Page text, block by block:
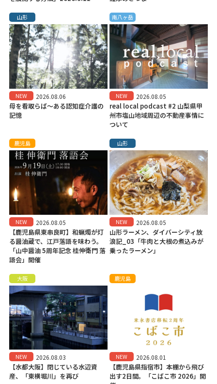
山形
NEW 2026.08.06
母を看取らば～ある認知症介護の
記憶
南八ヶ岳
NEW 2026.08.05
real local podcast #2 山梨県甲
州市塩山地域周辺の不動産事情に
ついて
鹿児島
NEW 2026.08.05
【鹿児島県東串良町】和蝋燭が灯
る醤油蔵で、江戸落語を味わう。
「山中醤油 5周年記念 桂伸衛門 落
語会」開催
山形
NEW 2026.08.05
山形ラーメン、ダイバーシティ放
浪記_03「牛肉と大根の煮込みが
乗ったラーメン」
大阪
NEW 2026.08.03
【水都大阪】閉じている水辺資
産、「東横堀川」を再び
鹿児島
NEW 2026.08.01
【鹿児島県指宿市】本棚から飛び
出す2日間。「こばこ市 2026」開